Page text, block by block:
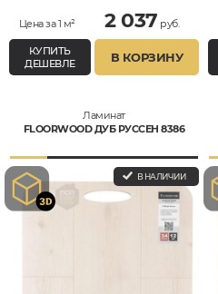
Цена за 1 м² 2 037 руб.
КУПИТЬ
ДЕШЕВЛЕ
В КОРЗИНУ
Ламинат
FLOORWOOD ДУБ РУССЕН 8386
В НАЛИЧИИ